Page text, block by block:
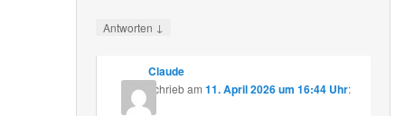
Antworten ↓
Claude
schriebam 11. April 2026 um 16:44 Uhr: